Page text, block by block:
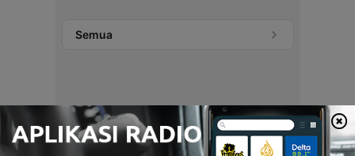
Semua
Tidak ditemukan podcast.